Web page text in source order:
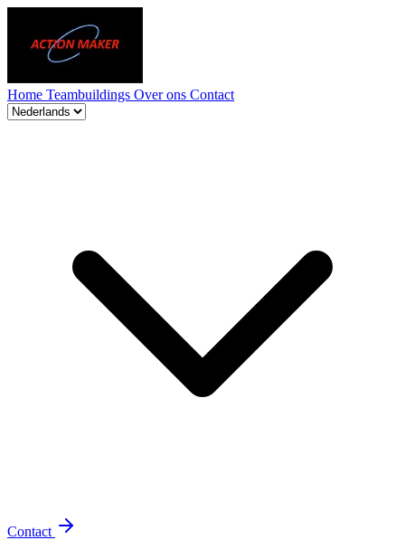
Home Teambuildings Over ons Contact
Contact